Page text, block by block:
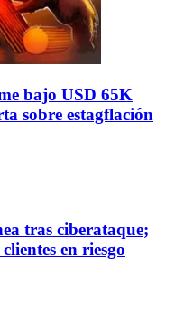
bajo USD 65K
sobre estagflación
tras ciberataque;
en riesgo